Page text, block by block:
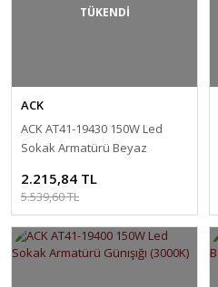
TÜKENDİ
ACK
ACK AT41-19430 150W Led
Sokak Armatürü Beyaz
2.215,84 TL
5.539,60 TL